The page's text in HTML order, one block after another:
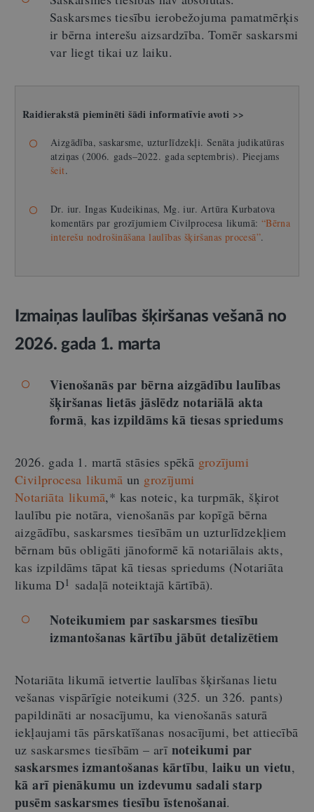
Saskarsmes tiesību ierobežojuma pamatmērķis
ir bērna interešu aizsardzība. Tomēr saskarsmi
var liegt tikai uz laiku.
Raidierakstā pieminēti šādi informatīvie avoti >>
Aizgādība, saskarsme, uzturlīdzekļi. Senāta judikatūras
atziņas (2006. gads–2022. gada septembris). Pieejams
šeit.
Dr. iur. Ingas Kudeikinas, Mg. iur. Artūra Kurbatova
komentārs par grozījumiem Civilprocesa likumā: “Bērna
interešu nodrošināšana laulības šķiršanas procesā”.
Izmaiņas laulības šķiršanas vešanā no
2026. gada 1. marta
Vienošanās par bērna aizgādību laulības
šķiršanas lietās jāslēdz notariālā akta
formā, kas izpildāms kā tiesas spriedums
2026. gada 1. martā stāsies spēkā grozījumi
Civilprocesa likumā un grozījumi
Notariāta likumā,* kas noteic, ka turpmāk, šķirot
laulību pie notāra, vienošanās par kopīgā bērna
aizgādību, saskarsmes tiesībām un uzturlīdzekļiem
bērnam būs obligāti jānoformē kā notariālais akts,
kas izpildāms tāpat kā tiesas spriedums (Notariāta
likuma D1 sadaļā noteiktajā kārtībā).
Noteikumiem par saskarsmes tiesību
izmantošanas kārtību jābūt detalizētiem
Notariāta likumā ietvertie laulības šķiršanas lietu
vešanas vispārīgie noteikumi (325. un 326. pants)
papildināti ar nosacījumu, ka vienošanās saturā
iekļaujami tās pārskatīšanas nosacījumi, bet attiecībā
uz saskarsmes tiesībām – arī noteikumi par
saskarsmes izmantošanas kārtību, laiku un vietu,
kā arī pienākumu un izdevumu sadali starp
pusēm saskarsmes tiesību īstenošanai.